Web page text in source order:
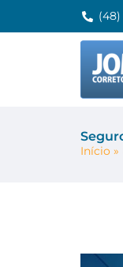
Início »